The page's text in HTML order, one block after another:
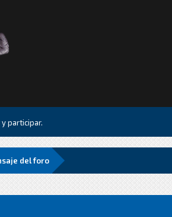
participar.
del foro